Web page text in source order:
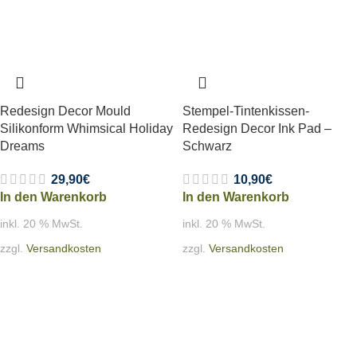
Redesign Decor Mould
Silikonform Whimsical Holiday
Dreams
29,90€
In den Warenkorb
inkl. 20 % MwSt.
zzgl. Versandkosten
Stempel-Tintenkissen-
Redesign Decor Ink Pad –
Schwarz
10,90€
In den Warenkorb
inkl. 20 % MwSt.
zzgl. Versandkosten